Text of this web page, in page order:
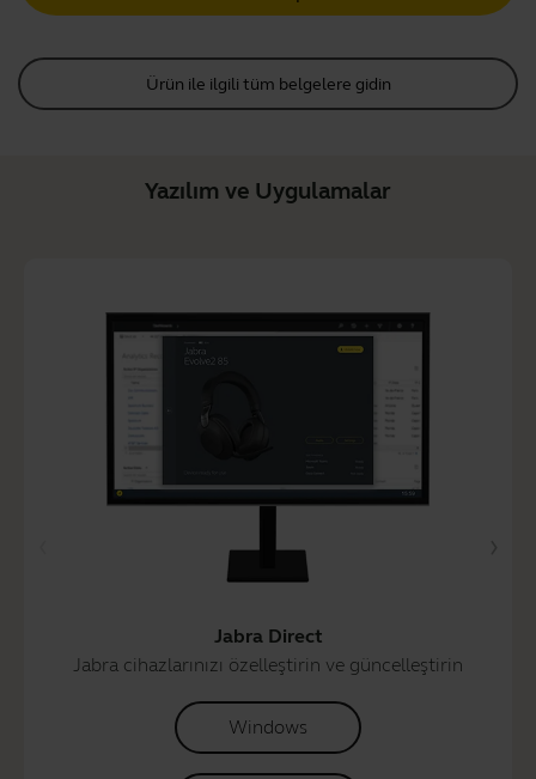
Ürün ile ilgili tüm belgelere gidin
Yazılım ve Uygulamalar
Jabra Direct
Jabra cihazlarınızı özelleştirin ve güncelleştirin
Windows